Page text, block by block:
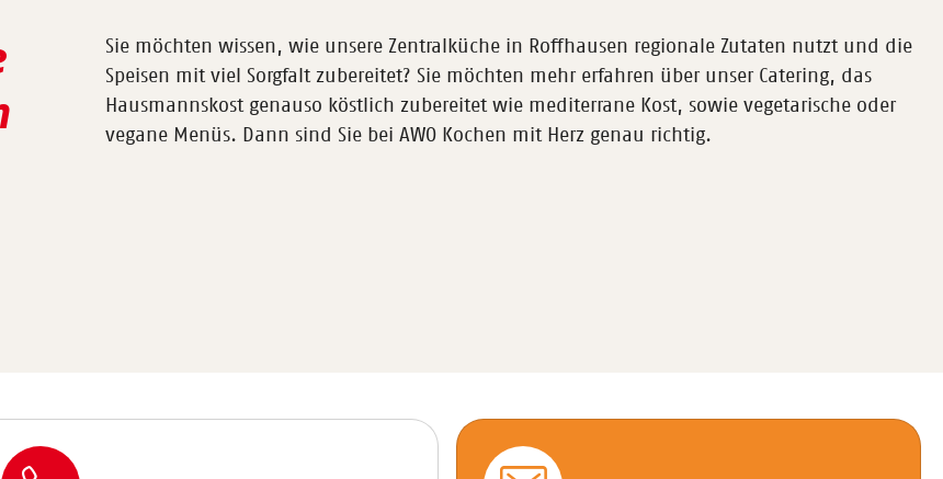
Sie möchten wissen, wie unsere Zentralküche in Roffhausen regionale Zutaten nutzt und die
Speisen mit viel Sorgfalt zubereitet? Sie möchten mehr erfahren über unser Catering, das
Hausmannskost genauso köstlich zubereitet wie mediterrane Kost, sowie vegetarische oder
vegane Menüs. Dann sind Sie bei AWO Kochen mit Herz genau richtig.